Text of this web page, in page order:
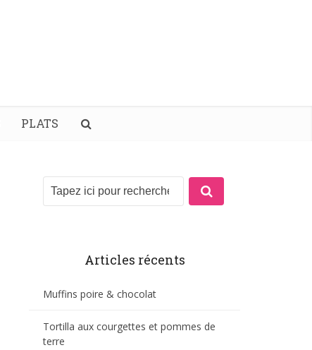
PLATS
Articles récents
Muffins poire & chocolat
Tortilla aux courgettes et pommes de
terre